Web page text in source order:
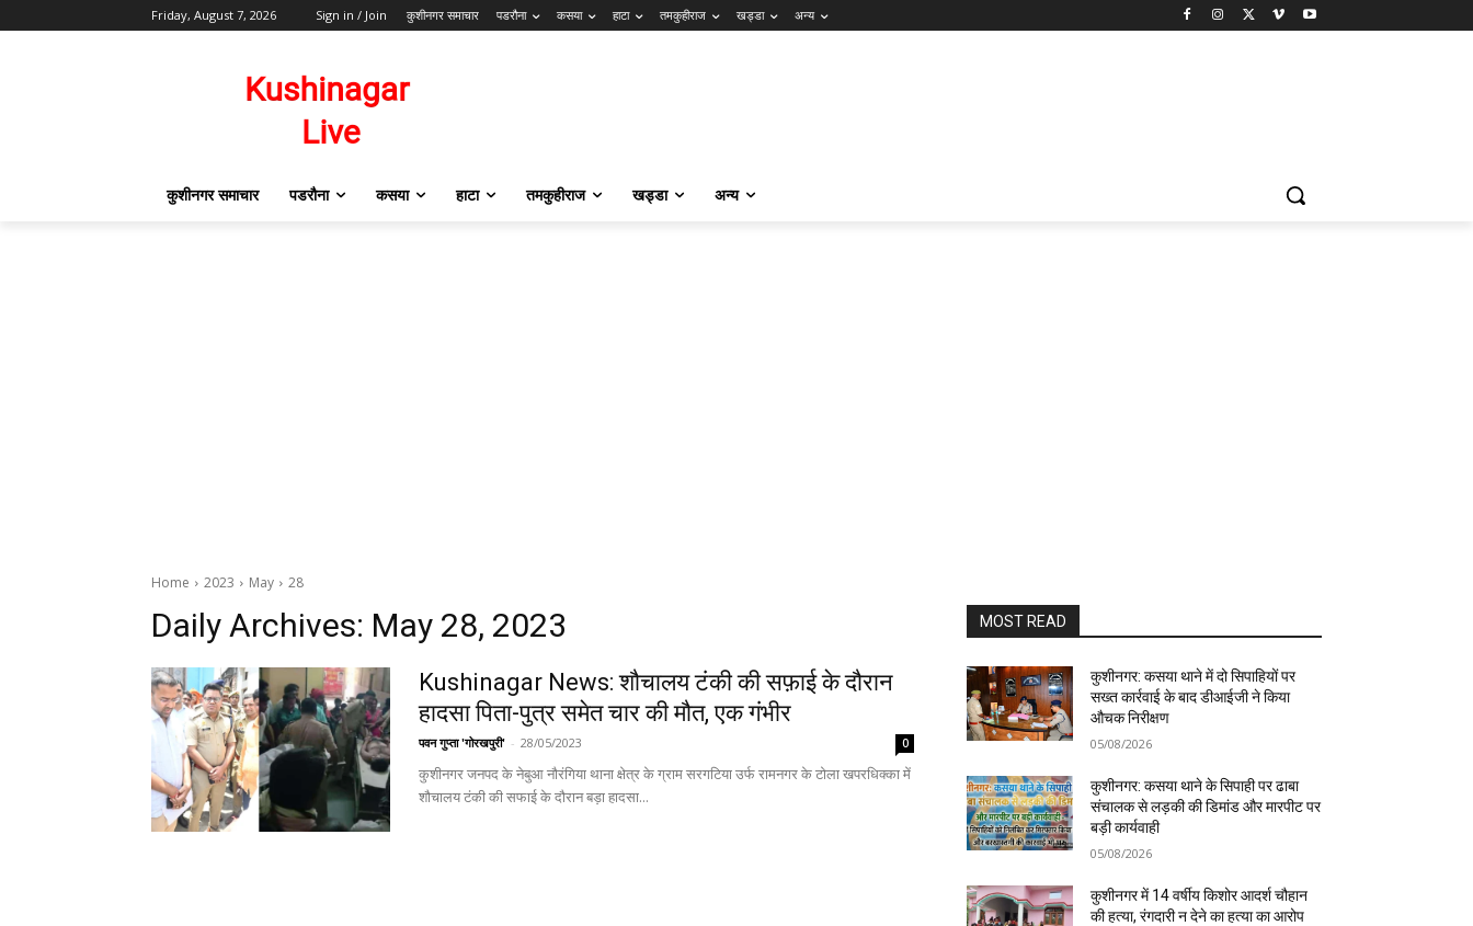
Friday, August 7, 2026 Sign in / Join कुशीनगर समाचार पडरौना कसया हाटा तमकुहीराज खड्डा अन्य
कुशीनगर समाचार पडरौना कसया हाटा तमकुहीराज खड्डा अन्य
Home 2023 May 28
Daily Archives: May 28, 2023
Kushinagar News: शौचालय टंकी की सफ़ाई के दौरान
हादसा पिता-पुत्र समेत चार की मौत, एक गंभीर
पवन गुप्ता 'गोरखपुरी' - 28/05/2023 0
कुशीनगर जनपद के नेबुआ नौरंगिया थाना क्षेत्र के ग्राम सरगटिया उर्फ रामनगर के टोला खपरधिक्का में
शौचालय टंकी की सफाई के दौरान बड़ा हादसा...
MOST READ
कुशीनगर: कसया थाने में दो सिपाहियों पर
सख्त कार्रवाई के बाद डीआईजी ने किया
औचक निरीक्षण
05/08/2026
कुशीनगर: कसया थाने के सिपाही पर ढाबा
संचालक से लड़की की डिमांड और मारपीट पर
बड़ी कार्यवाही
05/08/2026
कुशीनगर में 14 वर्षीय किशोर आदर्श चौहान
की हत्या, रंगदारी न देने का हत्या का आरोप